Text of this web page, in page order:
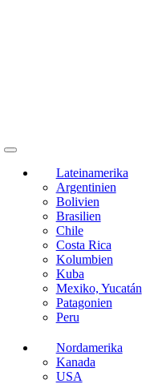
Toggle
NavigationLateinamerika
Argentinien
Bolivien
Brasilien
Chile
Costa Rica
Kolumbien
Kuba
Mexiko, Yucatán
Patagonien
Peru
Nordamerika
Kanada
USA